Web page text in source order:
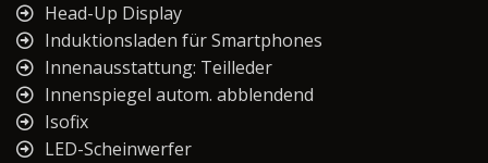
Head-Up Display
Induktionsladen für Smartphones
Innenausstattung: Teilleder
Innenspiegel autom. abblendend
Isofix
LED-Scheinwerfer